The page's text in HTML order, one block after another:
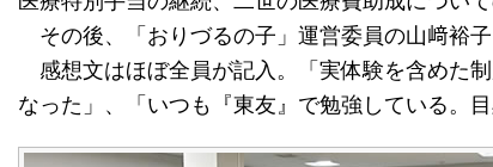
その後、「おりづるの子」運営委員の山﨑裕
感想文はほぼ全員が記入。「実体験を含めた
なった」、「いつも『東友』で勉強している。